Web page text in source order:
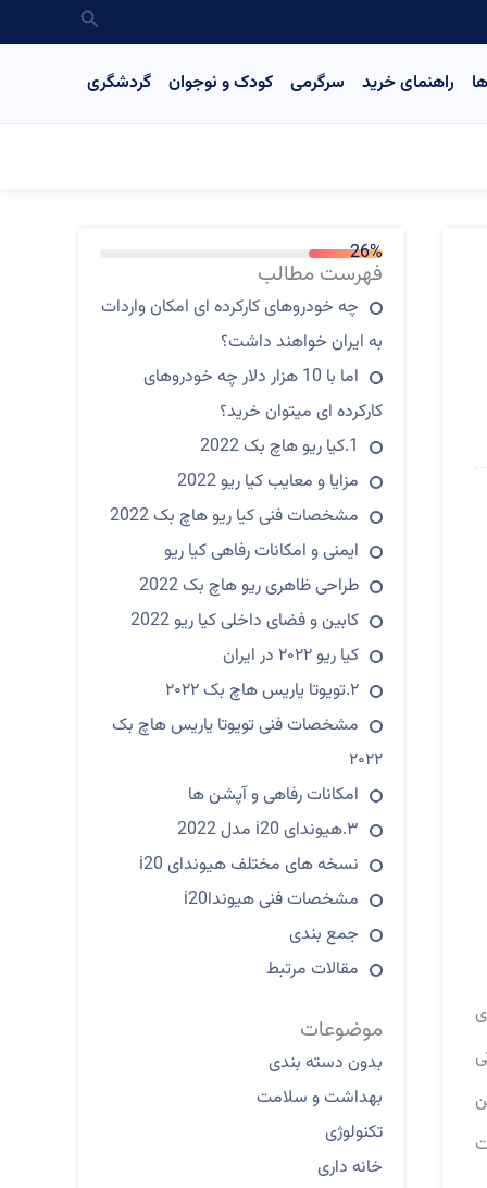
جستجو
راهنمای خرید سرگرمی کودک و نوجوان گردشگری
26%
فهرست مطالب
چه خودروهای کارکرده‌ ای امکان واردات
به ایران خواهند داشت؟
اما با 10 هزار دلار چه خودروهای
کارکرده ای میتوان خرید؟
1.کیا ریو هاچ بک 2022
مزایا و معایب کیا ریو 2022
مشخصات فنی کیا ریو هاچ بک 2022
ایمنی و امکانات رفاهی کیا ریو
طراحی ظاهری ریو هاچ بک 2022
کابین و فضای داخلی کیا ریو 2022
کیا ریو ۲۰۲۲ در ایران
۲.تویوتا یاریس هاچ بک ۲۰۲۲
مشخصات فنی تویوتا یاریس هاچ بک
۲۰۲۲
امکانات رفاهی و آپشن ها
۳.هیوندای i20 مدل 2022
نسخه های مختلف هیوندای i20
مشخصات فنی هیونداi20
جمع بندی
مقالات مرتبط
موضوعات
بدون دسته بندی
بهداشت و سلامت
تکنولوژی
خانه داری